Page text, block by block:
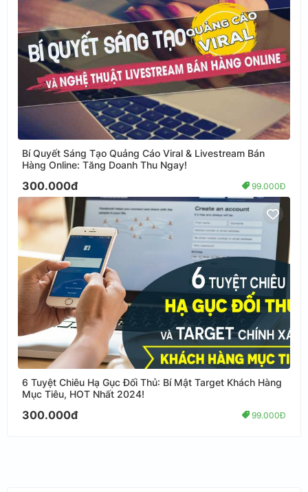
Bí Quyết Sáng Tạo Quảng Cáo Viral & Livestream Bán
Hàng Online: Tăng Doanh Thu Ngay!
300.000đ 99.000Đ
6 Tuyệt Chiêu Hạ Gục Đối Thủ: Bí Mật Target Khách Hàng
Mục Tiêu, HOT Nhất 2024!
300.000đ 99.000Đ